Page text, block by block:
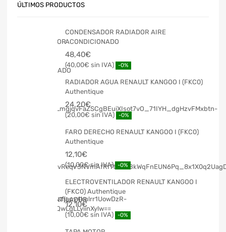
ÚLTIMOS PRODUCTOS
CONDENSADOR RADIADOR AIRE
ACONDICIONADO
48,40€
40,00€ -0%
RADIADOR AGUA RENAULT KANGOO I (FKC0)
Authentique
24,20€
20,00€ -0%
FARO DERECHO RENAULT KANGOO I (FKC0)
Authentique
12,10€
10,00€ -0%
ELECTROVENTILADOR RENAULT KANGOO I
(FKC0) Authentique
12,10€
10,00€ -0%